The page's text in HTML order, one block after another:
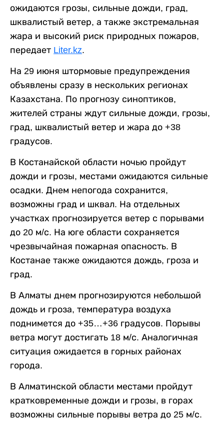
ожидаются грозы, сильные дожди, град,
шквалистый ветер, а также экстремальная
жара и высокий риск природных пожаров,
передает Liter.kz.
На 29 июня штормовые предупреждения
объявлены сразу в нескольких регионах
Казахстана. По прогнозу синоптиков,
жителей страны ждут сильные дожди, грозы,
град, шквалистый ветер и жара до +38
градусов.
В Костанайской области ночью пройдут
дожди и грозы, местами ожидаются сильные
осадки. Днем непогода сохранится,
возможны град и шквал. На отдельных
участках прогнозируется ветер с порывами
до 20 м/с. На юге области сохраняется
чрезвычайная пожарная опасность. В
Костанае также ожидаются дождь, гроза и
град.
В Алматы днем прогнозируются небольшой
дождь и гроза, температура воздуха
поднимется до +35…+36 градусов. Порывы
ветра могут достигать 18 м/с. Аналогичная
ситуация ожидается в горных районах
города.
В Алматинской области местами пройдут
кратковременные дожди и грозы, в горах
возможны сильные порывы ветра до 25 м/с.